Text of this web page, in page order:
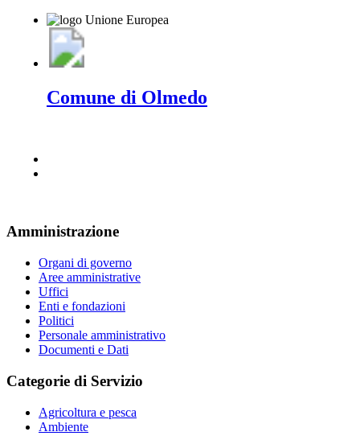
Comune di Olmedo
Amministrazione
Organi di governo
Aree amministrative
Uffici
Enti e fondazioni
Politici
Personale amministrativo
Documenti e Dati
Categorie di Servizio
Agricoltura e pesca
Ambiente